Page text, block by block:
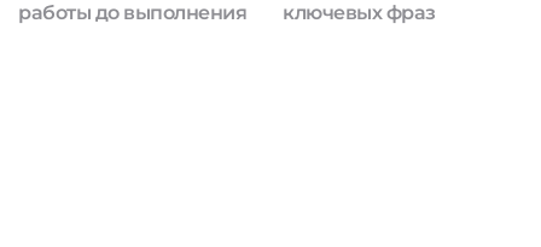
работы до выполнения
ключевых фраз